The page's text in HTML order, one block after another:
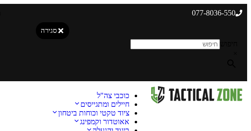
077-8036-550
סגירה
כוכבי צה"ל
חיילים ומתגייסים
ציוד טקטי וכוחות ביטחון
אאוטדור וקמפינג